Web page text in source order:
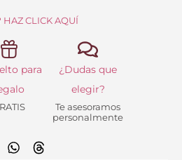
HAZ CLICK AQUÍ
para
¿Dudas que
elegir?
Te asesoramos
personalmente